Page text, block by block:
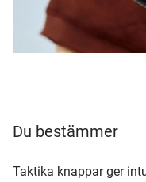
Du bestämmer
Taktika knappar ger